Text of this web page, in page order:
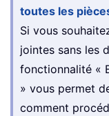
toutes les
Si vous
jointes sans les
fonctionnalité «
» vous permet
comment